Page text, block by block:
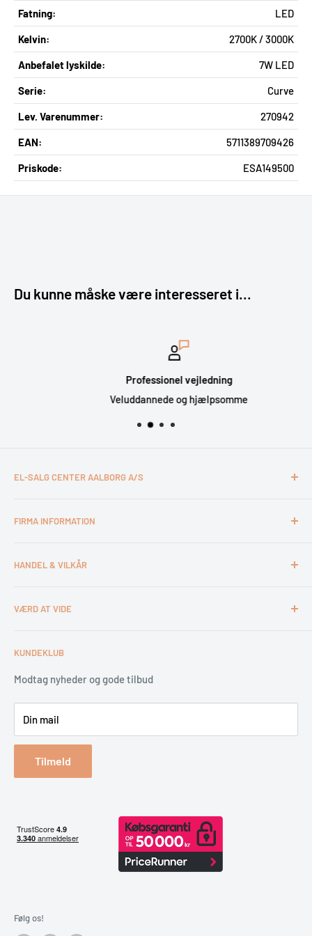
Fatning: LED
Kelvin: 2700K / 3000K
Anbefalet lyskilde: 7W LED
Serie: Curve
Lev. Varenummer: 270942
EAN: 5711389709426
Priskode: ESA149500
Du kunne måske være interesseret i...
Professionel vejledning
Veluddannede og hjælpsomme
EL-SALG CENTER AALBORG A/S
Otto Mønsteds Vej 6
Tlf. 98180011
FIRMA INFORMATION
Medarbejdere
Kundeklub
HANDEL & VILKÅR
Handelsbetingelser
Garantiservice
Erhverv & Byggeri
VÆRD AT VIDE
Montering
Betaling
Spar på energien
Reklamation & retur
Bestil returlabel
KUNDEKLUB
Modtag nyheder og gode tilbud
Din mail
Tilmeld
Følg os!